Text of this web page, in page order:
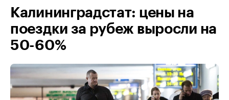
Калининградстат: цены на
поездки за рубеж выросли на
50-60%